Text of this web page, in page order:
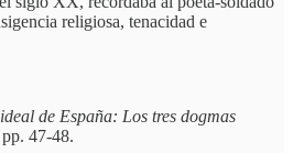
religiosa, tenacidad e
de España: Los tres dogmas
47-48.